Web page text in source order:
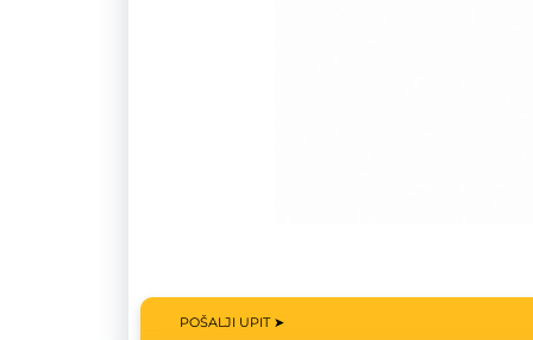
POŠALJI UPIT ➤